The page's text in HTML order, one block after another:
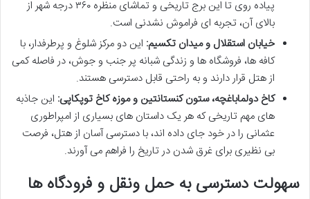
پیاده روی تا این برج تاریخی و تماشای منظره ۳۶۰ درجه شهر از
بالای آن، تجربه ای فراموش نشدنی است.
خیابان استقلال و میدان تکسیم: این دو مرکز شلوغ و پرطرفدار، با
کافه ها، فروشگاه ها و زندگی شبانه پر جنب و جوش، در فاصله کمی
از هتل قرار دارند و به راحتی قابل دسترسی هستند.
کاخ دولماباغچه، ستون کنستانتین و موزه کاخ توپکاپی: این جاذبه
های مهم تاریخی که هر یک داستان های بسیاری از امپراطوری
عثمانی را در خود جای داده اند، با دسترسی آسان از هتل، فرصت
بی نظیری برای غرق شدن در تاریخ را فراهم می آورند.
سهولت دسترسی به حمل ونقل و فرودگاه ها